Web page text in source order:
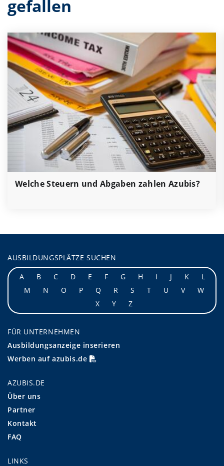
gefallen
Welche Steuern und Abgaben zahlen Azubis?
AUSBILDUNGSPLÄTZE SUCHEN
A
B C D E F G H I J K
L
M
N O P Q R S T U V
W
X
Y Z
FÜR UNTERNEHMEN
Ausbildungsanzeige inserieren
Werben auf azubis.de
AZUBIS.DE
Über uns
Partner
Kontakt
FAQ
LINKS